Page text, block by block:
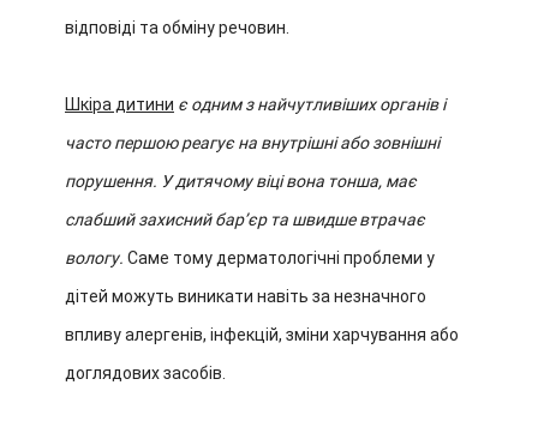
відповіді та обміну речовин.
Шкіра дитини є одним з найчутливіших органів і
часто першою реагує на внутрішні або зовнішні
порушення. У дитячому віці вона тонша, має
слабший захисний барʼєр та швидше втрачає
вологу. Саме тому дерматологічні проблеми у
дітей можуть виникати навіть за незначного
впливу алергенів, інфекцій, зміни харчування або
доглядових засобів.